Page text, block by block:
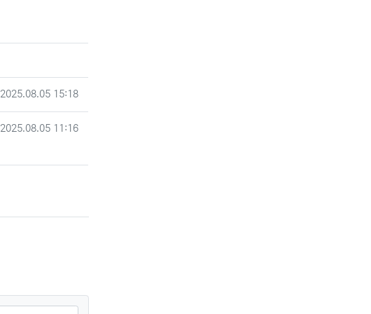
작성일
2025.08.05 15:18
작성일
2025.08.05 11:16